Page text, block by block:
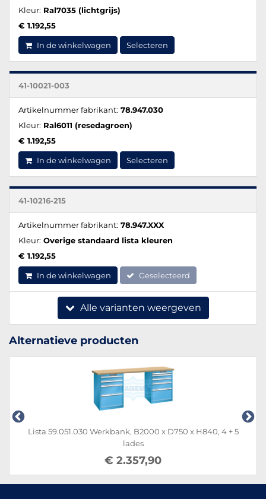
Kleur: Ral7035 (lichtgrijs)
€ 1.192,55
In de winkelwagen Selecteren
41-10021-003
Artikelnummer fabrikant: 78.947.030
Kleur: Ral6011 (resedagroen)
€ 1.192,55
In de winkelwagen Selecteren
41-10216-215
Artikelnummer fabrikant: 78.947.XXX
Kleur: Overige standaard lista kleuren
€ 1.192,55
In de winkelwagen Geselecteerd
Alle varianten weergeven
Alternatieve producten
Lista 59.051.030 Werkbank, B2000 x D750 x H840, 4 + 5
lades
€ 2.357,90